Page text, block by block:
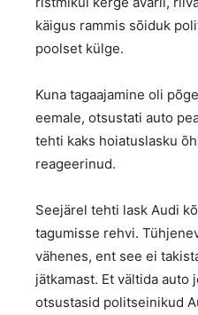
käigus rammis sõiduk
poolset külge.
Kuna tagaajamine oli
eemale, otsustati auto
tehti kaks hoiatuslasku
reageerinud.
Seejärel tehti lask Audi
tagumisse rehvi.
vähenes, ent see ei
jätkamast. Et vältida auto
otsustasid politseinikud